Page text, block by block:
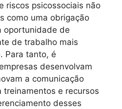
riscos psicossociais não
como uma obrigação
oportunidade de
de trabalho mais
Para tanto, é
desenvolvam
a comunicação
e recursos
desses